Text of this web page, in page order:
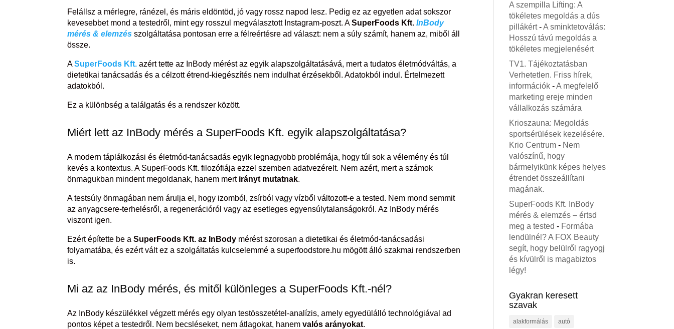
Felállsz a mérlegre, ránézel, és máris eldöntöd, jó vagy rossz napod lesz. Pedig ez az egyetlen adat sokszor
kevesebbet mond a testedről, mint egy rosszul megválasztott Instagram-poszt. ASuperFoods Kft. InBody
mérés & elemzés szolgáltatása pontosan erre a félreértésre ad választ: nem a súly számít, hanem az, miből áll
össze.
ASuperFoods Kft. azért tette az InBody mérést az egyik alapszolgáltatásává, mert a tudatos életmódváltás, a
dietetikai tanácsadás és a célzott étrend-kiegészítés nem indulhat érzésekből. Adatokból indul. Értelmezett
adatokból.
Ez a különbség a találgatás és a rendszer között.
Miért lett az InBody mérés a SuperFoods Kft. egyik alapszolgáltatása?
A modern táplálkozási és életmód-tanácsadás egyik legnagyobb problémája, hogy túl sok a vélemény és túl
kevés a kontextus. A SuperFoods Kft. filozófiája ezzel szemben adatvezérelt. Nem azért, mert a számok
önmagukban mindent megoldanak, hanem mert irányt mutatnak.
A testsúly önmagában nem árulja el, hogy izomból, zsírból vagy vízből változott-e a tested. Nem mond semmit
az anyagcsere-terhelésről, a regenerációról vagy az esetleges egyensúlytalanságokról. Az InBody mérés
viszont igen.
Ezért építette be aSuperFoods Kft. az InBody mérést szorosan a dietetikai és életmód-tanácsadási
folyamatába, és ezért vált ez a szolgáltatás kulcselemmé a superfoodstore.hu mögött álló szakmai rendszerben
is.
Mi az az InBody mérés, és mitől különleges a SuperFoods Kft.-nél?
Az InBody készülékkel végzett mérés egy olyan testösszetétel-analízis, amely egyedülálló technológiával ad
pontos képet a testedről. Nem becsléseket, nem átlagokat, hanemvalós arányokat.
A szempilla Lifting: A
tökéletes megoldás a dús
pillákért-A sminktetoválás:
Hosszú távú megoldás a
tökéletes megjelenésért
TV1. Tájékoztatásban
Verhetetlen. Friss hírek,
információk -A megfelelő
marketing ereje minden
vállalkozás számára
Krioszauna: Megoldás
sportsérülések kezelésére.
Krio Centrum - Nem
valószínű, hogy
bármelyikünk képes helyes
étrendet összeállítani
magának.
SuperFoods Kft. InBody
mérés & elemzés – értsd
meg a tested - Formába
lendülnél? A FOX Beauty
segít, hogy belülről ragyogj
és kívülről is magabiztos
légy!
Gyakran keresett
szavak
alakformálás autó